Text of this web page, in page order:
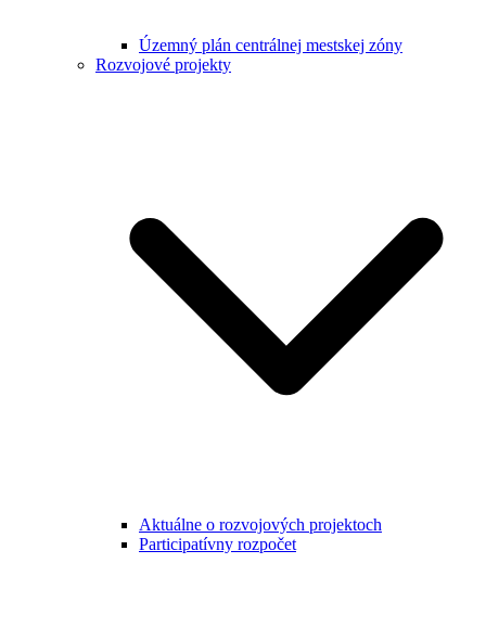
Územný plán centrálnej mestskej zóny
Rozvojové projekty
Aktuálne o rozvojových projektoch
Participatívny rozpočet